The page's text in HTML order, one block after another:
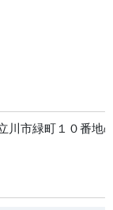
川市緑町１０番地